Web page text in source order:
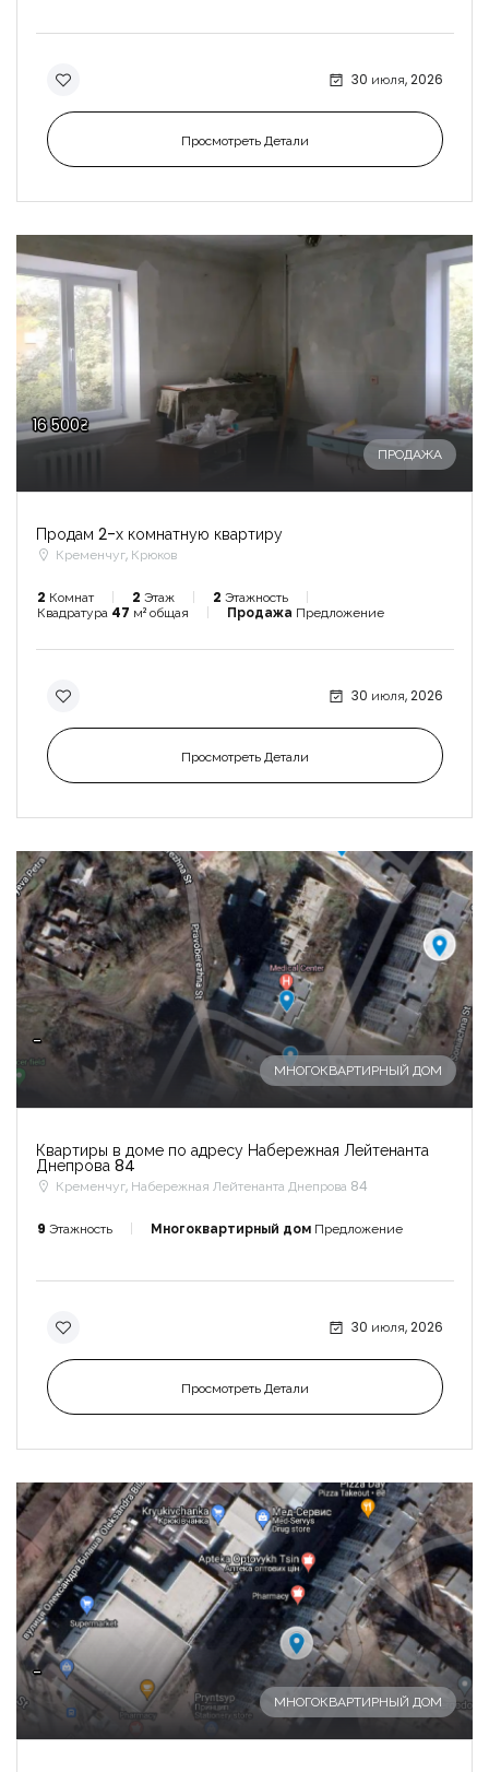
30 июля, 2026
Просмотреть Детали
16 500₴
ПРОДАЖА
Продам 2-х комнатную квартиру
Кременчуг, Крюков
2 Комнат 2 Этаж 2 Этажность
Квадратура 47 м² общая Продажа Предложение
30 июля, 2026
Просмотреть Детали
-
МНОГОКВАРТИРНЫЙ ДОМ
Квартиры в доме по адресу Набережная Лейтенанта
Днепрова 84
Кременчуг, Набережная Лейтенанта Днепрова 84
9 Этажность Многоквартирный дом Предложение
30 июля, 2026
Просмотреть Детали
-
МНОГОКВАРТИРНЫЙ ДОМ
Запомнить Forgot Password?
Войти